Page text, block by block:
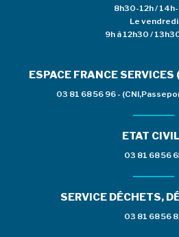
8h30-12h /
Le vendredi
9h à 12h30 /
ESPACE FRANCE SERVICES
03 81 68 56 96 -
ETAT
03 81 68 56
SERVICE DÉCHETS,
03 81 68 56